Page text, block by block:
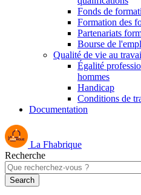
Fonds de
Formation des
Partenariats
Bourse de
Qualité de vie au
Égalité
hommes
Handicap
Conditions de
Documentation
La Fhabrique
Recherche